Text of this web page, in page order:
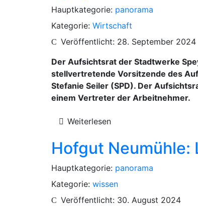
Hauptkategorie: panorama
Kategorie: Wirtschaft
Veröffentlicht: 28. September 2024
Der Aufsichtsrat der Stadtwerke
stellvertretende Vorsitzende des
Stefanie Seiler (SPD). Der
einem Vertreter der Arbeitnehmer.
Weiterlesen
Hofgut Neumühle:
Hauptkategorie: panorama
Kategorie: wissen
Veröffentlicht: 30. August 2024